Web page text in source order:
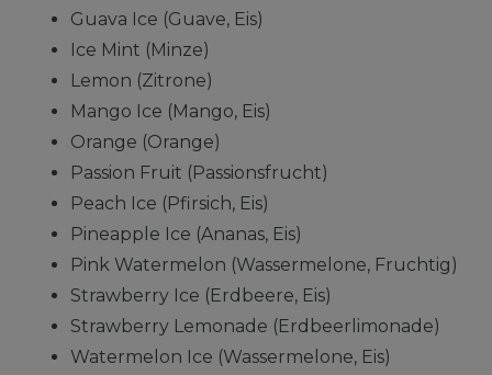
Guava Ice (Guave, Eis)
Ice Mint (Minze)
Lemon (Zitrone)
Mango Ice (Mango, Eis)
Orange (Orange)
Passion Fruit (Passionsfrucht)
Peach Ice (Pfirsich, Eis)
Pineapple Ice (Ananas, Eis)
Pink Watermelon (Wassermelone, Fruchtig)
Strawberry Ice (Erdbeere, Eis)
Strawberry Lemonade (Erdbeerlimonade)
Watermelon Ice (Wassermelone, Eis)